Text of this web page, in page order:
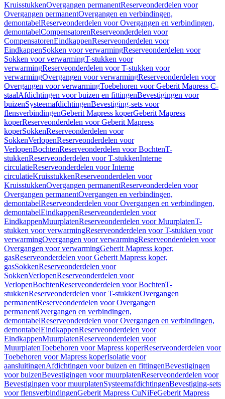
KruisstukkenOvergangen permanentReserveonderdelen voor
Overgangen permanentOvergangen en verbindingen,
demontabelReserveonderdelen voor Overgangen en verbindingen,
demontabelCompensatorenReserveonderdelen voor
CompensatorenEindkappenReserveonderdelen voor
EindkappenSokken voor verwarmingReserveonderdelen voor
Sokken voor verwarmingT-stukken voor
verwarmingReserveonderdelen voor T-stukken voor
verwarmingOvergangen voor verwarmingReserveonderdelen voor
Overgangen voor verwarmingToebehoren voor Geberit Mapress C-
staalAfdichtingen voor buizen en fittingenBevestigingen voor
buizenSysteemafdichtingenBevestiging-sets voor
flensverbindingenGeberit Mapress koperGeberit Mapress
koperReserveonderdelen voor Geberit Mapress
koperSokkenReserveonderdelen voor
SokkenVerlopenReserveonderdelen voor
VerlopenBochtenReserveonderdelen voor BochtenT-
stukkenReserveonderdelen voor T-stukkenInterne
circulatieReserveonderdelen voor Interne
circulatieKruisstukkenReserveonderdelen voor
KruisstukkenOvergangen permanentReserveonderdelen voor
Overgangen permanentOvergangen en verbindingen,
demontabelReserveonderdelen voor Overgangen en verbindingen,
demontabelEindkappenReserveonderdelen voor
EindkappenMuurplatenReserveonderdelen voor MuurplatenT-
stukken voor verwarmingReserveonderdelen voor T-stukken voor
verwarmingOvergangen voor verwarmingReserveonderdelen voor
Overgangen voor verwarmingGeberit Mapress koper,
gasReserveonderdelen voor Geberit Mapress koper,
gasSokkenReserveonderdelen voor
SokkenVerlopenReserveonderdelen voor
VerlopenBochtenReserveonderdelen voor BochtenT-
stukkenReserveonderdelen voor T-stukkenOvergangen
permanentReserveonderdelen voor Overgangen
permanentOvergangen en verbindingen,
demontabelReserveonderdelen voor Overgangen en verbindingen,
demontabelEindkappenReserveonderdelen voor
EindkappenMuurplatenReserveonderdelen voor
MuurplatenToebehoren voor Mapress koperReserveonderdelen voor
Toebehoren voor Mapress koperIsolatie voor
aansluitingenAfdichtingen voor buizen en fittingenBevestigingen
voor buizenBevestigingen voor muurplatenReserveonderdelen voor
Bevestigingen voor muurplatenSysteemafdichtingenBevestiging-sets
voor flensverbindingenGeberit Mapress CuNiFeGeberit Mapress